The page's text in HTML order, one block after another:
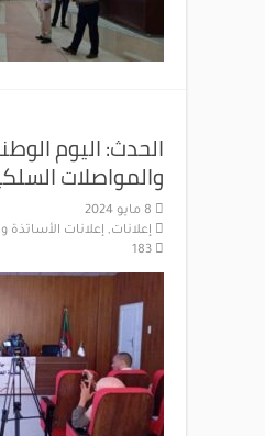
الحدث: اليوم
والمواصلات
8 مايو 2024
إعلانات, إعلانات الأساتذة
183